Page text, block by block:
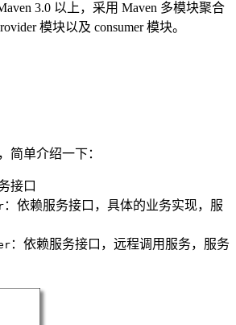
3.0 以上，采用 Maven 多模块聚合
模块以及 consumer 模块。
单介绍一下：
接口
：依赖服务接口，具体的业务实现，服
：依赖服务接口，远程调用服务，服务